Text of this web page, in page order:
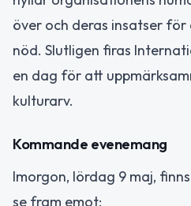
över och deras insatser
nöd. Slutligen firas
en dag för att
kulturarv.
Kommande evenemang
Imorgon, lördag 9 maj,
se fram emot: